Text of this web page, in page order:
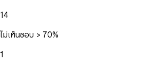
14
ไม่เห็นชอบ > 70%
1